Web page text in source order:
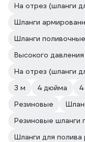
На отрез (шланги
Шланги
Шланги
Высокого давления
На отрез (шланги
3 м
4 дюйма
Резиновые
Резиновые шланги
Шланги для